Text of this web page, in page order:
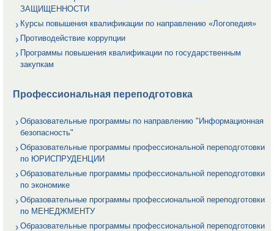
ЗАЩИЩЕННОСТИ
Курсы повышения квалификации по направлению «Логопедия»
Противодействие коррупции
Программы повышения квалификации по государственным
закупкам
Профессиональная переподготовка
Образовательные программы по направлению "Информационная
безопасность"
Образовательные программы профессиональной переподготовки
по ЮРИСПРУДЕНЦИИ
Образовательные программы профессиональной переподготовки
по экономике
Образовательные программы профессиональной переподготовки
по МЕНЕДЖМЕНТУ
Образовательные программы профессиональной переподготовки